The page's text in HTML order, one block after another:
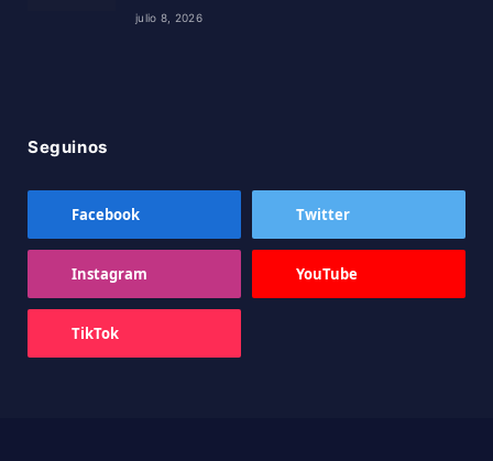
julio 8, 2026
Seguinos
Facebook Twitter
Instagram YouTube
TikTok